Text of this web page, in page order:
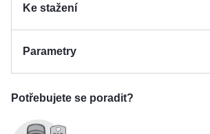
Elektromechanický hluboký zámek
Klika zámku může být ovládána
apod.
Ke stažení
Ke stažení
Parametry
Parametry a specifikace
Provedení el. zámku
Potřebujete se poradit?